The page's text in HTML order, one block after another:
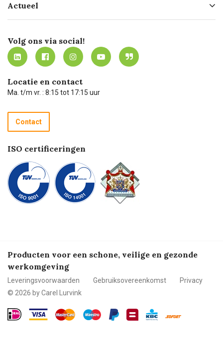
Missie
Werken bij Carel Lurvink
MVO
Bezorgen
Mijn Carel Lurvink
Mijn Carel Lurvink instructievideo's
Carel Lurvink App
Hulp op afstand
Technische dienst
Recycle programma
Betalen
Actueel
Innovation LAB
Tevreden klanten
Carel Lurvink Blog
Carel de podcast
Volg ons via social!
Locatie en contact
Ma. t/m vr. : 8:15 tot 17:15 uur
Contact
ISO certificeringen
Producten voor een schone, veilige en gezonde
werkomgeving
Leveringsvoorwaarden Gebruiksovereenkomst
Privacy
© 2026 by Carel Lurvink